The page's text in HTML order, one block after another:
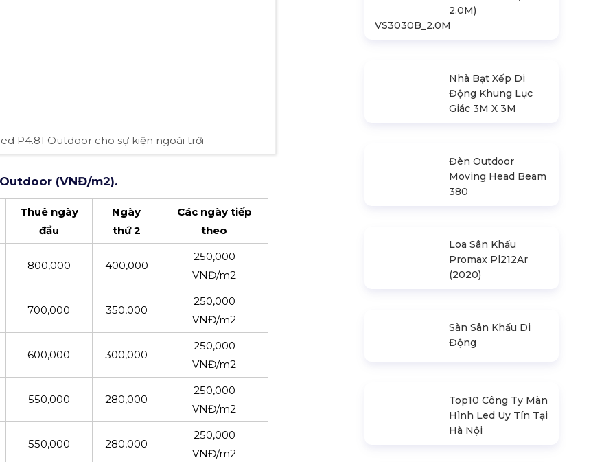
P4.81 Outdoor cho sự kiện ngoài trời
(VNĐ/m2).
Thuê ngày
đầu
Ngày
thứ 2
Các ngày tiếp
theo
250,000
VNĐ/m2
250,000
2.0M)
VS3030B_2.0M
Động Khung Lục
Giác 3M X 3M
Đèn Outdoor
Moving Head Beam
380
Loa Sân Khấu
Sàn Sân Khấu Di